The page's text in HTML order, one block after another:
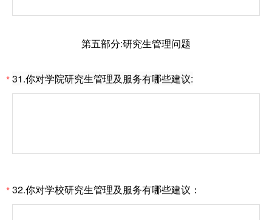
第五部分:研究生管理问题
*31.你对学院研究生管理及服务有哪些建议:
*32.你对学校研究生管理及服务有哪些建议：